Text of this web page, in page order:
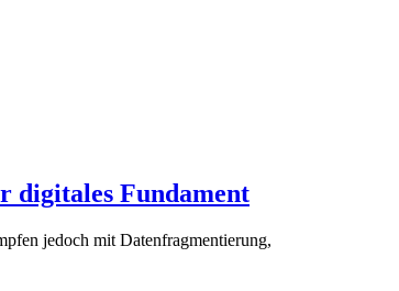
digitales Fundament
jedoch mit Datenfragmentierung,